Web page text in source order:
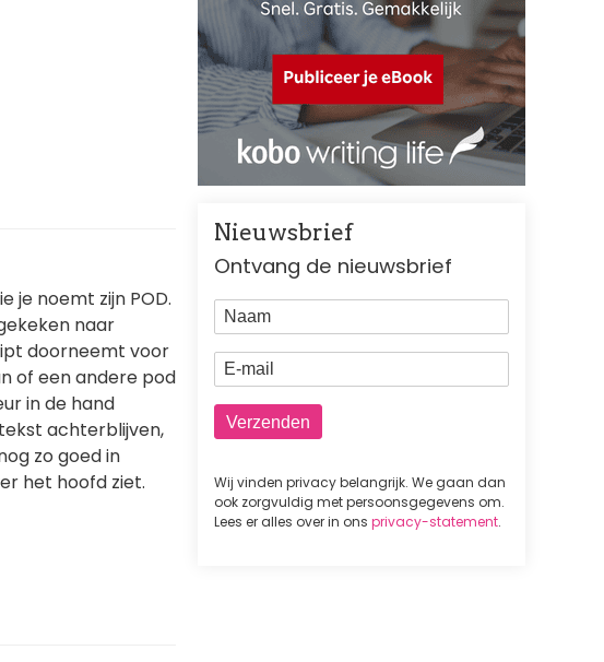
je noemt zijn POD.
naar
doorneemt voor
of een andere pod
in de hand
achterblijven,
zo goed in
het hoofd ziet.
Nieuwsbrief
Ontvang de nieuwsbrief
Naam
E-mail
Wij vinden privacy belangrijk. We gaan dan
ook zorgvuldig met persoonsgegevens om.
Lees er alles over in ons privacy-statement.